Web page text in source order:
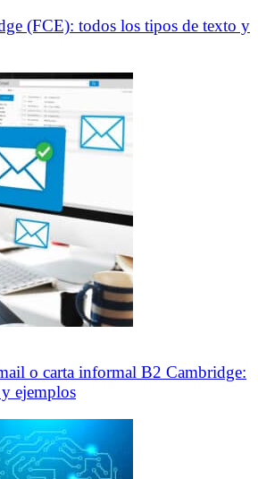
(FCE): todos los tipos de texto y
o carta informal B2 Cambridge:
ejemplos